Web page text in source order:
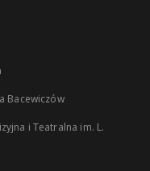
Bacewiczów
i Teatralna im. L.